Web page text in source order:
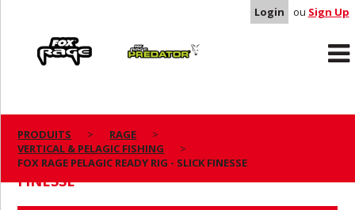
Login ou Sign Up
Predator
PRODUITS
RAGE
VERTICAL & PELAGIC FISHING
FOX RAGE PELAGIC READY RIG - SLICK FINESSE
FOX RAGE PELAGIC READY RIG - SLICK
FINESSE